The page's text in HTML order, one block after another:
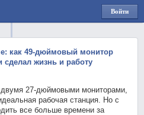
Войти
через
как 49-дюймовый монитор
жизнь и работу
двумя 27-дюймовыми мониторами,
рабочая станция. Но с
все больше времени за